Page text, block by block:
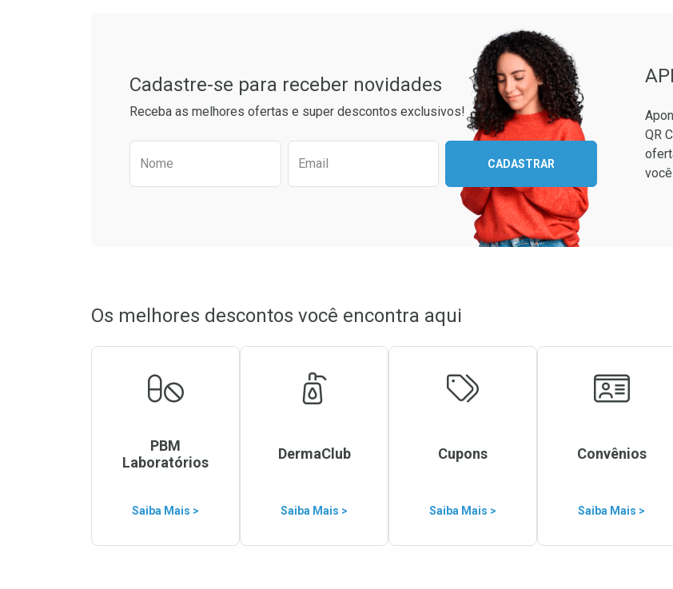
Ativar Desconto
Cadastre-se para receber novidades
Receba as melhores ofertas e super descontos exclusivos!
Preencha o formulário abaixo para receber as melhores
Nome Email CADASTRAR
QR
Os melhores descontos você encontra aqui
PBM
Laboratórios
Saiba Mais >
DermaClub
Saiba Mais >
Cupons
Saiba Mais >
Convênios
Saiba Mais >